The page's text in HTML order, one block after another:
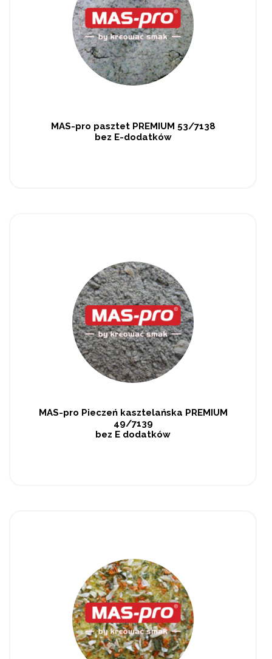
MAS-pro pasztet PREMIUM 53/7138
bez E-dodatków
MAS-pro Pieczeń kasztelańska PREMIUM
49/7139
bez E dodatków